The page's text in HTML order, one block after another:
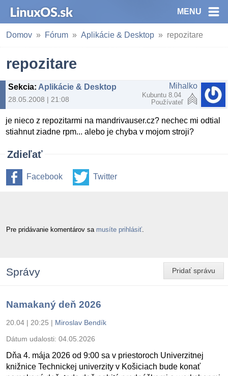
MENU
Domov Fórum Aplikácie & Desktop repozitare
repozitare
Sekcia: Aplikácie & Desktop
28.05.2008 | 21:08
Mihalko
Kubuntu 8.04
Používateľ
je nieco z repozitarmi na mandrivauser.cz? nechec mi odtial
stiahnut ziadne rpm... alebo je chyba v mojom stroji?
Zdieľať
Facebook Twitter
Pre pridávanie komentárov sa musíte prihlásiť
Pridať správu
Správy
Namakaný deň 2026
20.04 | 20:25 | Miroslav Bendík
Dátum udalosti: 04.05.2026
Dňa 4. mája 2026 od 9:00 sa v priestoroch Univerzitnej
knižnice Technickej univerzity v Košiciach bude konať